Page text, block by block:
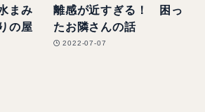
まみ
の屋
離感が近すぎる！ 困っ
たお隣さんの話
2022-07-07